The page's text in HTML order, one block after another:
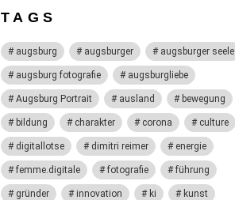
TAGS
augsburg augsburger augsburger seele
augsburg fotografie augsburgliebe
Augsburg Portrait ausland bewegung
bildung charakter corona culture
digitallotse dimitri reimer energie
femme.digitale fotografie führung
gründer innovation ki kunst